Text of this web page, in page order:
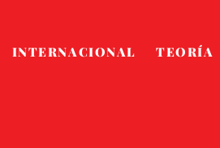
INTERNACIONAL TEORÍA